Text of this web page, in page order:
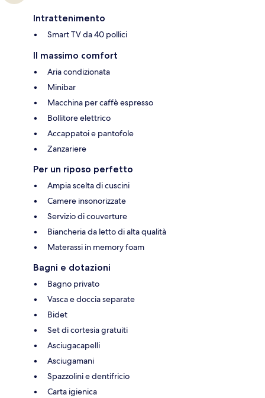
Intrattenimento
Smart TV da 40 pollici
Il massimo comfort
Aria condizionata
Minibar
Macchina per caffè espresso
Bollitore elettrico
Accappatoi e pantofole
Zanzariere
Per un riposo perfetto
Ampia scelta di cuscini
Camere insonorizzate
Servizio di couverture
Biancheria da letto di alta qualità
Materassi in memory foam
Bagni e dotazioni
Bagno privato
Vasca e doccia separate
Bidet
Set di cortesia gratuiti
Asciugacapelli
Asciugamani
Spazzolini e dentifricio
Carta igienica